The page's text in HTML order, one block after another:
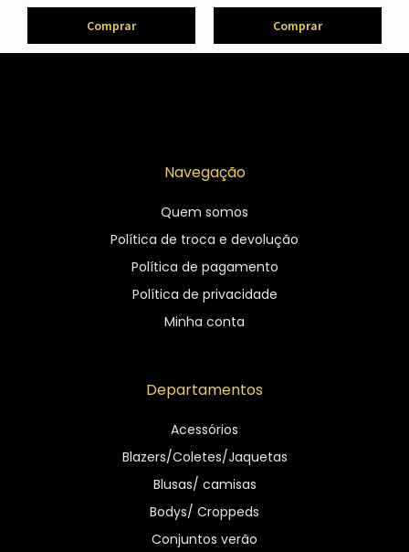
Comprar Comprar
Navegação
Quem somos
Política de troca e devolução
Política de pagamento
Política de privacidade
Minha conta
Departamentos
Acessórios
Blazers/Coletes/Jaquetas
Blusas/ camisas
Bodys/ Croppeds
Conjuntos verão